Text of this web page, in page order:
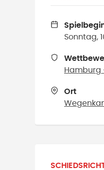
Sonntag,
Hamburg
Ort